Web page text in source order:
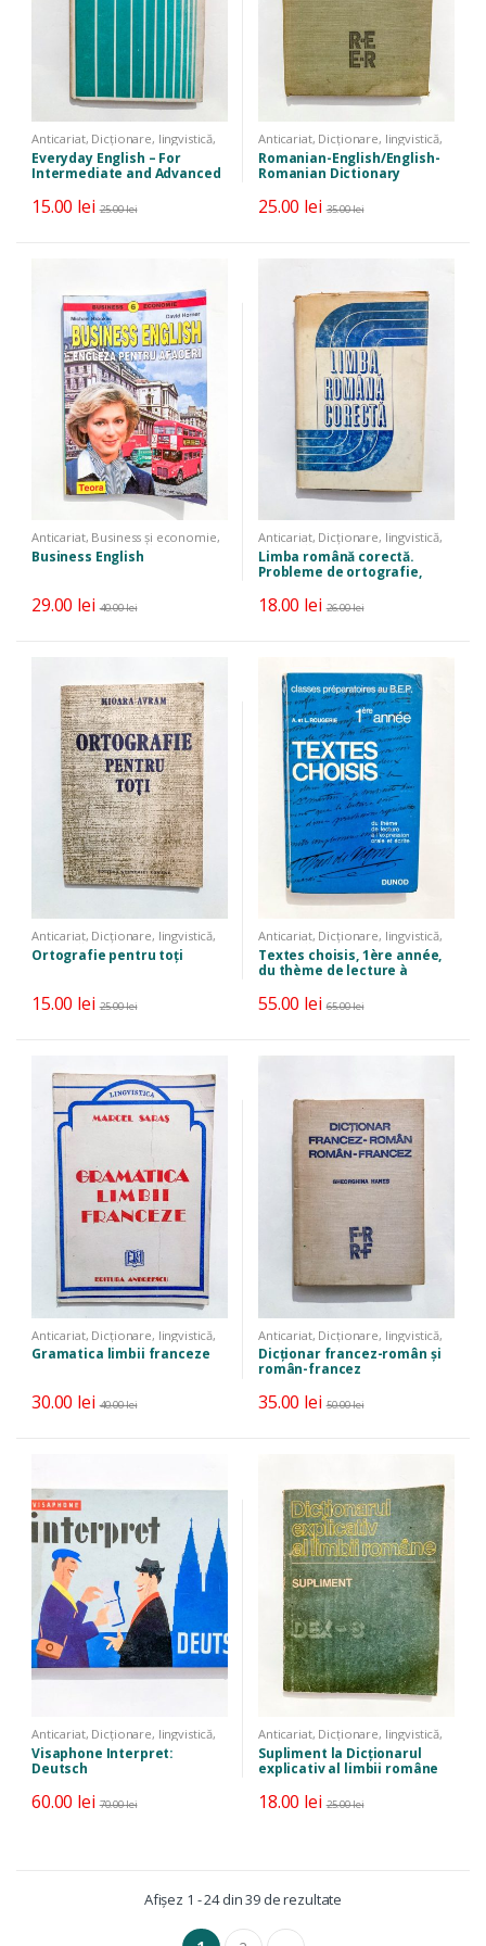
Anticariat, Dicționare, lingvistică,
limbi străine, Manuale, auxiliare,
cursuri
Everyday English – For
Intermediate and Advanced
15.00 lei 25.00lei
Anticariat, Dicționare, lingvistică,
limbi străine
Romanian-English/English-
Romanian Dictionary
25.00 lei 35.00lei
Anticariat, Business și economie,
Dicționare, lingvistică, limbi
străine,Manuale, auxiliare, cursuri
Business English
29.00 lei 40.00lei
Anticariat, Dicționare, lingvistică,
limbi străine ,Manuale, auxiliare,
cursuri
Limba română corectă.
Probleme de ortografie,
18.00 lei 26.00lei
Anticariat, Dicționare, lingvistică,
limbi străine
Ortografie pentru toți
15.00 lei 25.00lei
Anticariat, Dicționare, lingvistică,
limbi străine ,Manuale, auxiliare,
cursuri
Textes choisis, 1ère année,
du thème de lecture à
55.00 lei 65.00lei
Anticariat, Dicționare, lingvistică,
limbi străine Manuale, auxiliare,
cursuri
Gramatica limbii franceze
30.00 lei 40.00lei
Anticariat, Dicționare, lingvistică,
limbi străine
Dicționar francez-român și
român-francez
35.00 lei 50.00lei
Anticariat, Dicționare, lingvistică,
limbi străine ,Manuale, auxiliare,
cursuri
Visaphone Interpret:
Deutsch
60.00 lei 70.00lei
Anticariat, Dicționare, lingvistică,
limbi străine
Supliment la Dicționarul
explicativ al limbii române
18.00 lei 25.00lei
Afișez 1 - 24 din 39 de rezultate